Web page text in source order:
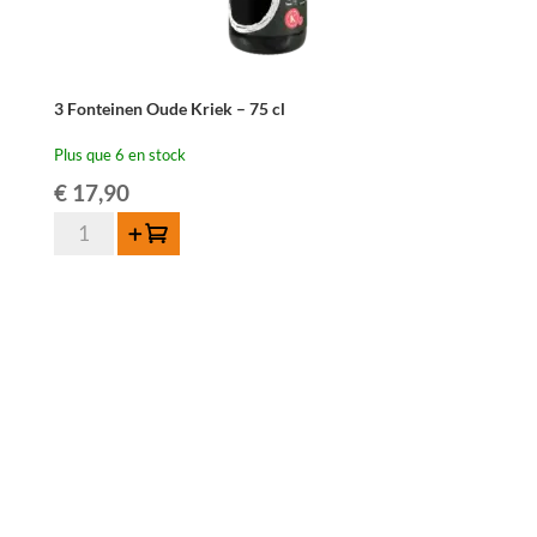
3 Fonteinen Oude Kriek – 75 cl
Plus que 6 en stock
€17,90
quantité
Ajouter au panier